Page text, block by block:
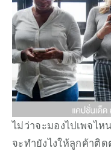
ไม่ว่าจะมองไปเพจไห
จะทำยังไงให้ลูกค้าติ